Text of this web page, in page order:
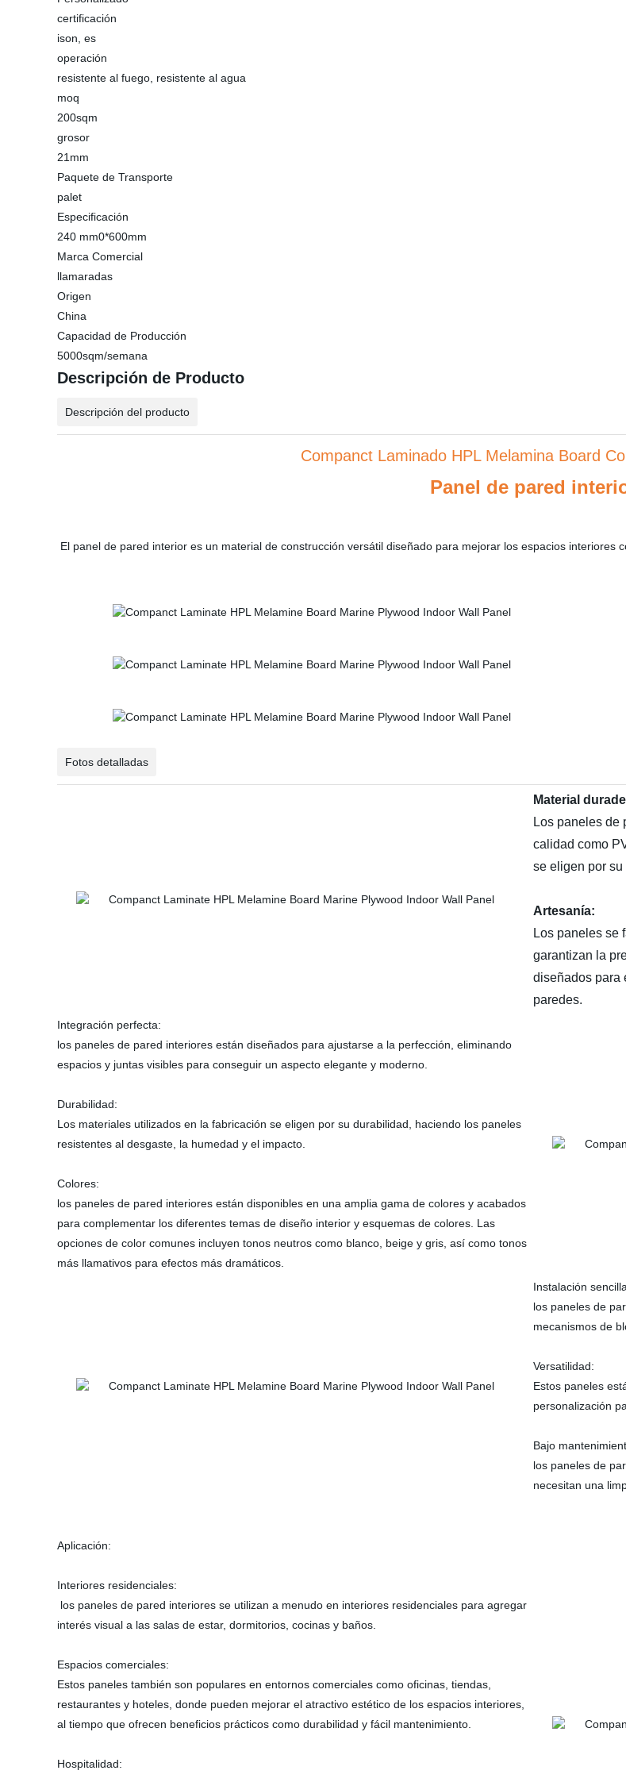
certificación
ison, es
operación
resistente al fuego, resistente al agua
moq
200sqm
grosor
21mm
Paquete de Transporte
palet
Especificación
240 mm0*600mm
Marca Comercial
llamaradas
Origen
China
Capacidad de Producción
5000sqm/semana
Descripción de Producto
Descripción del producto
Companct Laminado HPL Melamina Board
Panel de pared
El panel de pared interior es un material de construcción versátil diseñado para mejorar los espacios interiores
Fotos detalladas
Material
Los paneles de
calidad como
se eligen por
Artesanía:
Los paneles se
garantizan la
diseñados para
paredes.
Integración perfecta:
los paneles de pared interiores están diseñados para ajustarse a la perfección, eliminando
espacios y juntas visibles para conseguir un aspecto elegante y moderno.
Durabilidad:
Los materiales utilizados en la fabricación se eligen por su durabilidad, haciendo los paneles
resistentes al desgaste, la humedad y el impacto.
Colores:
los paneles de pared interiores están disponibles en una amplia gama de colores y acabados
para complementar los diferentes temas de diseño interior y esquemas de colores. Las
opciones de color comunes incluyen tonos neutros como blanco, beige y gris, así como tonos
más llamativos para efectos más dramáticos.
Instalación
los paneles de
mecanismos de
Versatilidad:
Estos paneles
personalización
Bajo
los paneles de
necesitan una
Aplicación:
Interiores residenciales:
los paneles de pared interiores se utilizan a menudo en interiores residenciales para agregar
interés visual a las salas de estar, dormitorios, cocinas y baños.
Espacios comerciales:
Estos paneles también son populares en entornos comerciales como oficinas, tiendas,
restaurantes y hoteles, donde pueden mejorar el atractivo estético de los espacios interiores,
al tiempo que ofrecen beneficios prácticos como durabilidad y fácil mantenimiento.
Hospitalidad: